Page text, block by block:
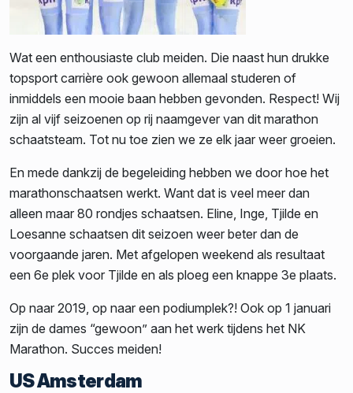
Wat een enthousiaste club meiden. Die naast hun drukke
topsport carrière ook gewoon allemaal studeren of
inmiddels een mooie baan hebben gevonden. Respect! Wij
zijn al vijf seizoenen op rij naamgever van dit marathon
schaatsteam. Tot nu toe zien we ze elk jaar weer groeien.
En mede dankzij de begeleiding hebben we door hoe het
marathonschaatsen werkt. Want dat is veel meer dan
alleen maar 80 rondjes schaatsen. Eline, Inge, Tjilde en
Loesanne schaatsen dit seizoen weer beter dan de
voorgaande jaren. Met afgelopen weekend als resultaat
een 6e plek voor Tjilde en als ploeg een knappe 3e plaats.
Op naar 2019, op naar een podiumplek?! Ook op 1 januari
zijn de dames “gewoon” aan het werk tijdens het NK
Marathon. Succes meiden!
US Amsterdam